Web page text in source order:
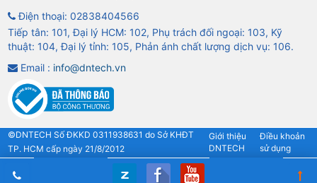
Điện thoại: 02838404566
Tiếp tân: 101, Đại lý HCM: 102, Phụ trách đối ngoại: 103, Kỹ
thuật: 104, Đại lý tỉnh: 105, Phản ánh chất lượng dịch vụ: 106.
Email : info@dntech.vn
©DNTECH Số ĐKKD 0311938631 do Sở KHĐT
TP. HCM cấp ngày 21/8/2012
Giới thiệu
DNTECH
Điều khoản
sử dụng